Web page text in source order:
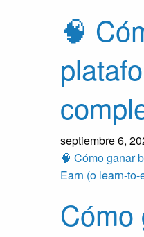
🧠
septiembre 6,
🧠 Cómo ganar
Earn (o learn-